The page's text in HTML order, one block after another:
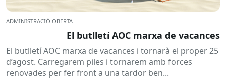
ADMINISTRACIÓ OBERTA
El butlletí AOC marxa de vacances
El butlletí AOC marxa de vacances i tornarà el proper 25
d’agost. Carregarem piles i tornarem amb forces
renovades per fer front a una tardor ben...